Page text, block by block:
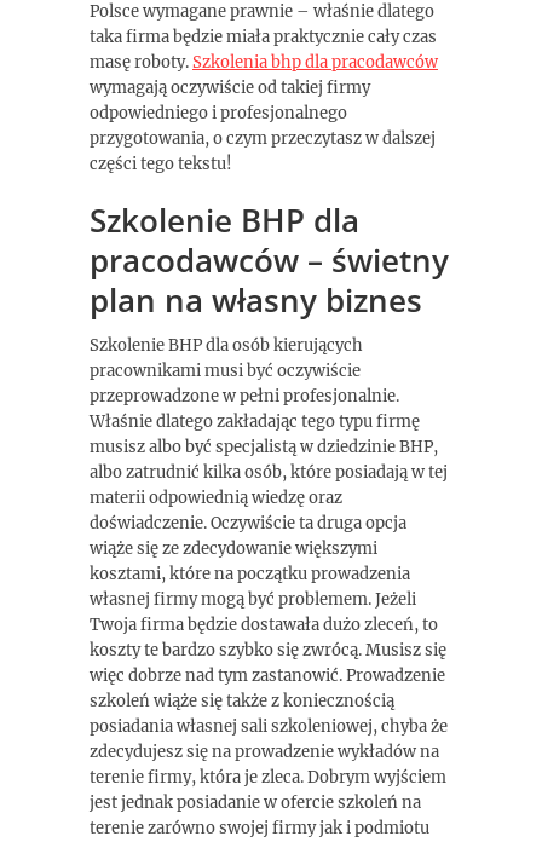
Polsce wymagane prawnie – właśnie dlatego
taka firma będzie miała praktycznie cały czas
masę roboty.Szkolenia bhp dla pracodawców
wymagają oczywiście od takiej firmy
odpowiedniego i profesjonalnego
przygotowania, o czym przeczytasz w dalszej
części tego tekstu!
Szkolenie BHP dla
pracodawców – świetny
plan na własny biznes
Szkolenie BHP dla osób kierujących
pracownikami musi być oczywiście
przeprowadzone w pełni profesjonalnie.
Właśnie dlatego zakładając tego typu firmę
musisz albo być specjalistą w dziedzinie BHP,
albo zatrudnić kilka osób, które posiadają w tej
materii odpowiednią wiedzę oraz
doświadczenie. Oczywiście ta druga opcja
wiąże się ze zdecydowanie większymi
kosztami, które na początku prowadzenia
własnej firmy mogą być problemem. Jeżeli
Twoja firma będzie dostawała dużo zleceń, to
koszty te bardzo szybko się zwrócą. Musisz się
więc dobrze nad tym zastanowić. Prowadzenie
szkoleń wiąże się także z koniecznością
posiadania własnej sali szkoleniowej, chyba że
zdecydujesz się na prowadzenie wykładów na
terenie firmy, która je zleca. Dobrym wyjściem
jest jednak posiadanie w ofercie szkoleń na
terenie zarówno swojej firmy jak i podmiotu